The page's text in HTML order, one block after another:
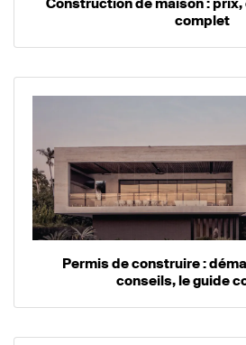
complet
Permis de construire :
conseils, le guide